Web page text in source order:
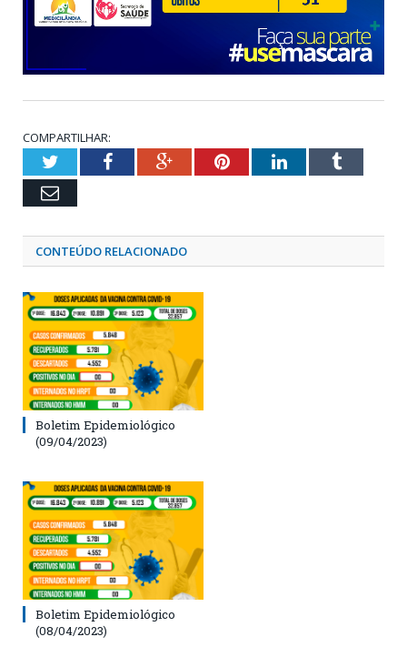
COMPARTILHAR:
TwitterFacebookGoogle+PinterestLinkedInTumblr
Email
CONTEÚDO RELACIONADO
Boletim Epidemiológico
(09/04/2023)
Boletim Epidemiológico
(08/04/2023)